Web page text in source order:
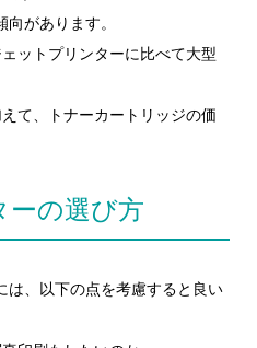
があります。
ットプリンターに比べて大型
て、トナーカートリッジの価
ーの選び方
は、以下の点を考慮すると良い